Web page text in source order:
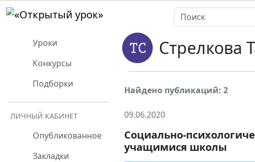
Уроки
Конкурсы
Подборки
ЛИЧНЫЙ КАБИНЕТ
Опубликованное
Закладки
Стрелкова
Найдено публикаций: 2
09.06.2020
Социально-
учащимися школы